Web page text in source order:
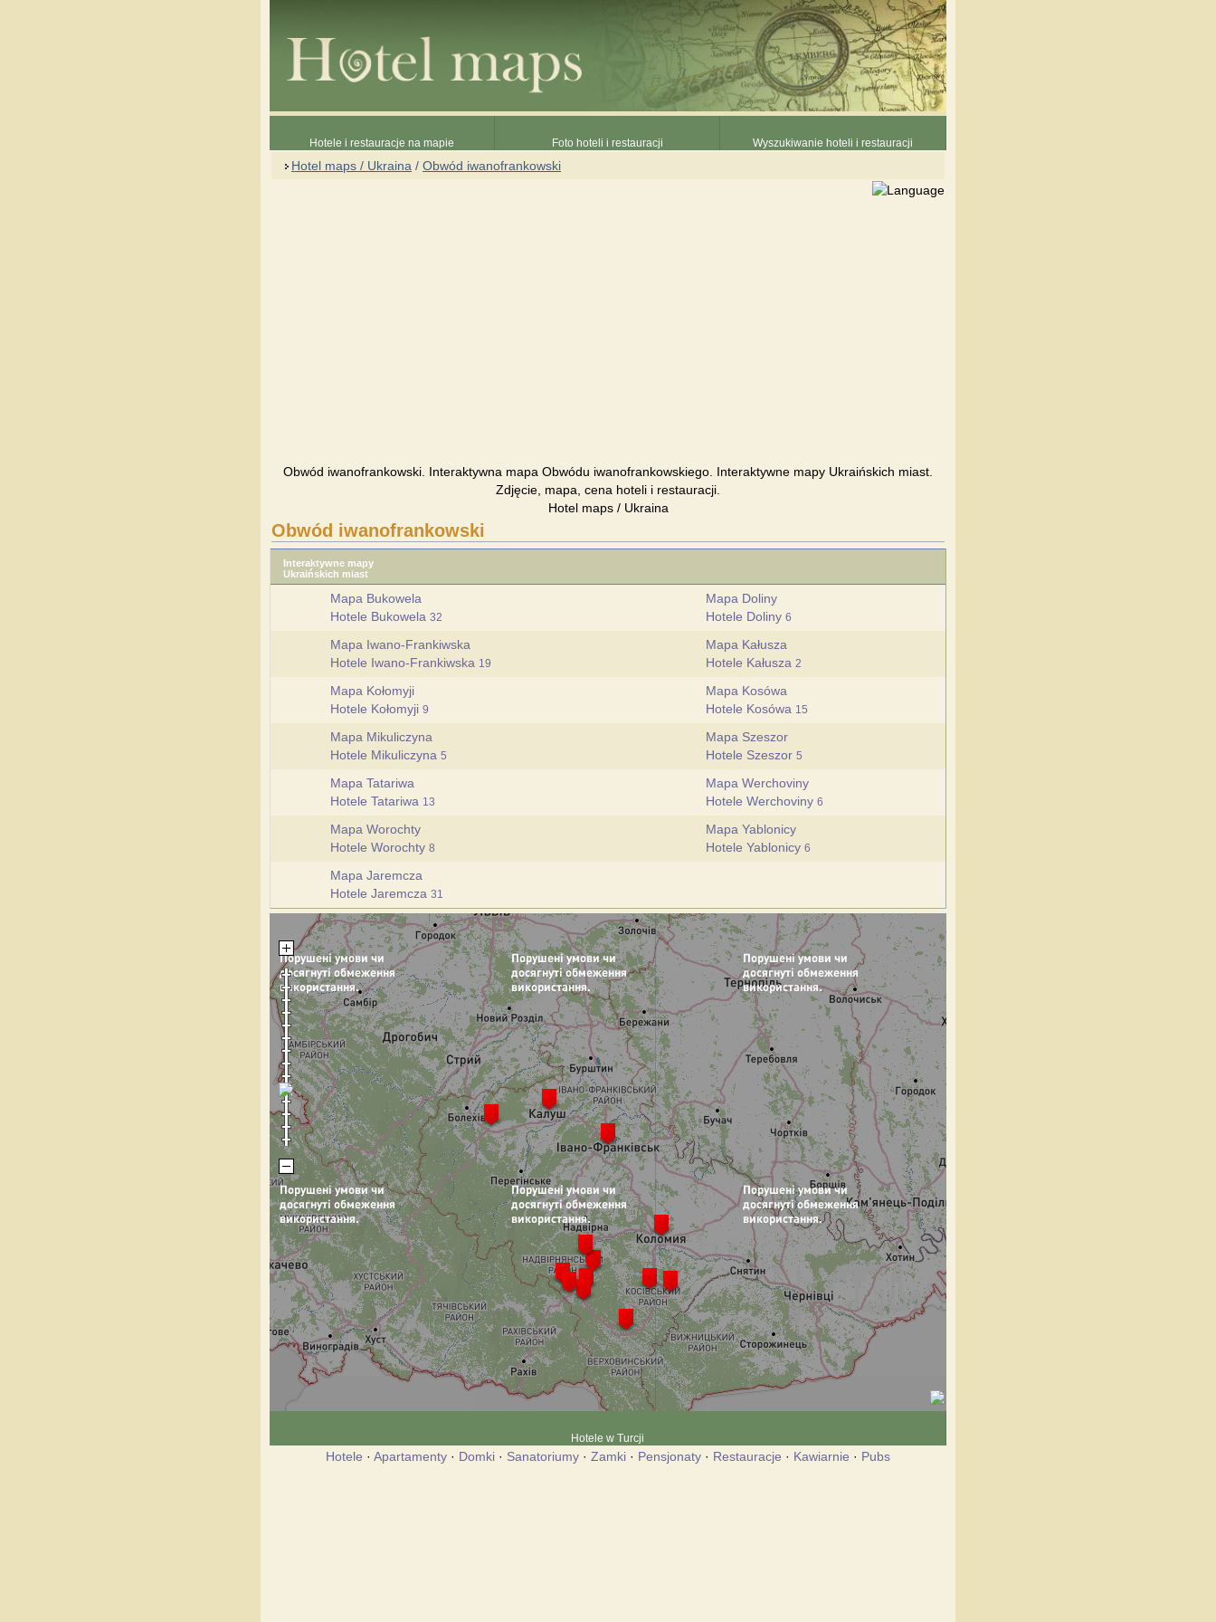
Hotele i restauracje na mapie Foto hoteli i restauracji Wyszukiwanie hoteli i restauracji
Hotel maps / Ukraina / Obwód iwanofrankowski
Obwód iwanofrankowski. Interaktywna mapa Obwódu iwanofrankowskiego. Interaktywne mapy Ukraińskich miast.
Zdjęcie, mapa, cena hoteli i restauracji.
Hotel maps / Ukraina
Obwód iwanofrankowski
Interaktywne mapy
Ukraińskich miast
Mapa Bukowela
Hotele Bukowela 32
Mapa Doliny
Hotele Doliny 6
Mapa Iwano-Frankiwska
Hotele Iwano-Frankiwska 19
Mapa Kałusza
Hotele Kałusza 2
Mapa Kołomyji
Hotele Kołomyji 9
Mapa Kosówa
Hotele Kosówa 15
Mapa Mikuliczyna
Hotele Mikuliczyna 5
Mapa Szeszor
Hotele Szeszor 5
Mapa Tatariwa
Hotele Tatariwa 13
Mapa Werchoviny
Hotele Werchoviny 6
Mapa Worochty
Hotele Worochty 8
Mapa Yablonicy
Hotele Yablonicy 6
Mapa Jaremcza
Hotele Jaremcza 31
Hotele w Turcji
Hotele · Apartamenty · Domki · Sanatoriumy · Zamki · Pensjonaty · Restauracje · Kawiarnie · Pubs